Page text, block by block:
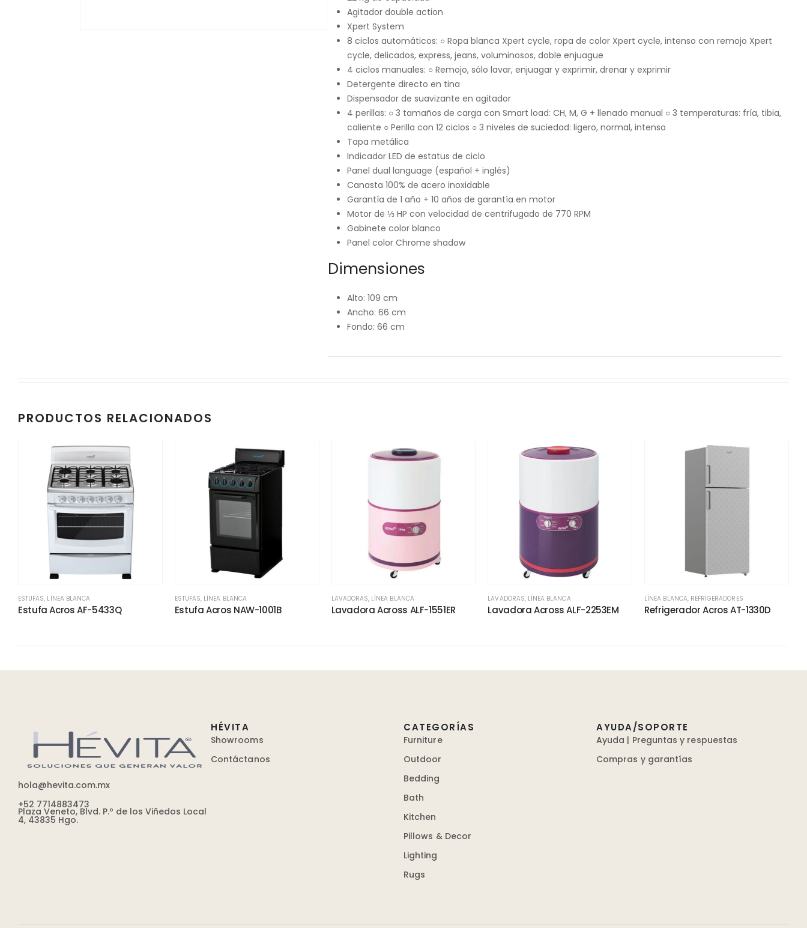
Agitador double action
Xpert System
8 ciclos automáticos: ○ Ropa blanca Xpert cycle, ropa de color Xpert cycle, intenso con remojo Xpert
cycle, delicados, express, jeans, voluminosos, doble enjuague
4 ciclos manuales: ○ Remojo, sólo lavar, enjuagar y exprimir, drenar y exprimir
Detergente directo en tina
Dispensador de suavizante en agitador
4 perillas: ○ 3 tamaños de carga con Smart load: CH, M, G + llenado manual ○ 3 temperaturas: fría, tibia,
caliente ○ Perilla con 12 ciclos ○ 3 niveles de suciedad: ligero, normal, intenso
Tapa metálica
Indicador LED de estatus de ciclo
Panel dual language (español + inglés)
Canasta 100% de acero inoxidable
Garantía de 1 año + 10 años de garantía en motor
Motor de ⅓ HP con velocidad de centrifugado de 770 RPM
Gabinete color blanco
Panel color Chrome shadow
Dimensiones
Alto: 109 cm
Ancho: 66 cm
Fondo: 66 cm
PRODUCTOS RELACIONADOS
ESTUFAS, LÍNEA BLANCA
Estufa Acros AF-5433Q
ESTUFAS, LÍNEA BLANCA
Estufa Acros NAW-1001B
LAVADORAS, LÍNEA BLANCA
Lavadora Across ALF-1551ER
LAVADORAS, LÍNEA BLANCA
Lavadora Across ALF-2253EM
LÍNEA BLANCA, REFRIGERADORES
Refrigerador Acros AT-1330D
hola@hevita.com.mx
+52 7714883473
Plaza Veneto, Blvd. P.º de los Viñedos Local
4, 43835 Hgo.
HÉVITA
Showrooms
Contáctanos
CATEGORÍAS
Furniture
Outdoor
Bedding
Bath
Kitchen
Pillows & Decor
Lighting
Rugs
AYUDA/SOPORTE
Ayuda | Preguntas y respuestas
Compras y garantías